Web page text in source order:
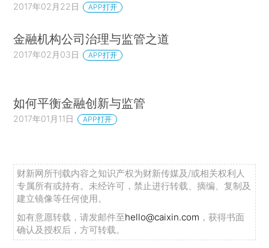
2017年02月22日 APP打开
金融机构公司治理与监管之道
2017年02月03日 APP打开
如何平衡金融创新与监管
2017年01月11日 APP打开
财新网所刊载内容之知识产权为财新传媒及/或相关权利人
专属所有或持有。未经许可，禁止进行转载、摘编、复制及
建立镜像等任何使用。
如有意愿转载，请发邮件至hello@caixin.com ，获得书面
确认及授权后，方可转载。